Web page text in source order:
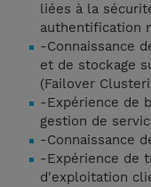
liées à la
authentification
-Connaissance
et de stockage
(Failover
-Expérience de
gestion de
-Connaissance
-Expérience de
d'exploitation